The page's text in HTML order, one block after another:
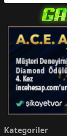
Kategoriler